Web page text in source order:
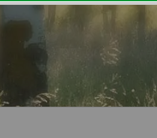
Kleintiere